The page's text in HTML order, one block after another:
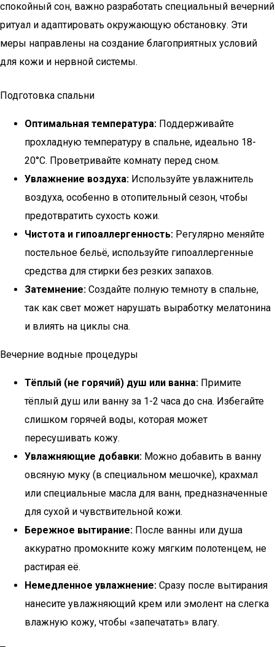
спокойный сон, важно разработать специальный вечерний
ритуал и адаптировать окружающую обстановку. Эти
меры направлены на создание благоприятных условий
для кожи и нервной системы.
Подготовка спальни
Оптимальная температура: Поддерживайте
прохладную температуру в спальне, идеально 18-
20°C. Проветривайте комнату перед сном.
Увлажнение воздуха: Используйте увлажнитель
воздуха, особенно в отопительный сезон, чтобы
предотвратить сухость кожи.
Чистота и гипоаллергенность: Регулярно меняйте
постельное бельё, используйте гипоаллергенные
средства для стирки без резких запахов.
Затемнение: Создайте полную темноту в спальне,
так как свет может нарушать выработку мелатонина
и влиять на циклы сна.
Вечерние водные процедуры
Тёплый (не горячий) душ или ванна: Примите
тёплый душ или ванну за 1-2 часа до сна. Избегайте
слишком горячей воды, которая может
пересушивать кожу.
Увлажняющие добавки: Можно добавить в ванну
овсяную муку (в специальном мешочке), крахмал
или специальные масла для ванн, предназначенные
для сухой и чувствительной кожи.
Бережное вытирание: После ванны или душа
аккуратно промокните кожу мягким полотенцем, не
растирая её.
Немедленное увлажнение: Сразу после вытирания
нанесите увлажняющий крем или эмолент на слегка
влажную кожу, чтобы «запечатать» влагу.